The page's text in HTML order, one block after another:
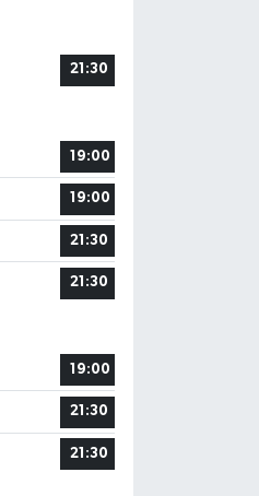
21:30
19:00
19:00
21:30
21:30
19:00
21:30
21:30